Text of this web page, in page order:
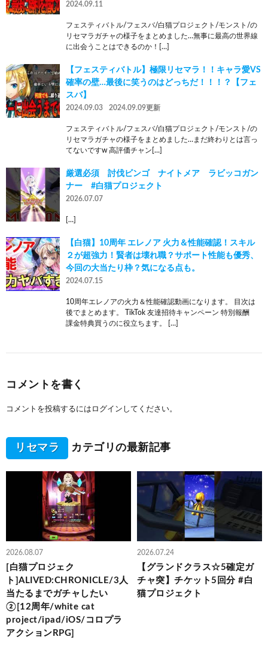
2024.09.11
フェスティバトル/フェスバ/白猫プロジェクト/モンスト/の
リセマラガチャの様子をまとめました…無事に最高の世界線
に出会うことはできるのか！[…]
【フェスティバトル】極限リセマラ！！キャラ愛VS
確率の壁…最後に笑うのはどっちだ！！！？【フェ
スバ】
2024.09.03 2024.09.09更新
フェスティバトル/フェスバ/白猫プロジェクト/モンスト/の
リセマラガチャの様子をまとめました…まだ終わりとは言っ
てないですw 高評価チャン[…]
厳選必須 討伐ビンゴ ナイトメア ラビッコガン
ナー #白猫プロジェクト
2026.07.07
[…]
【白猫】10周年 エレノア 火力＆性能確認！スキル
２が超強力！賢者は壊れ職？サポート性能も優秀、
今回の大当たり枠？気になる点も。
2024.07.15
10周年エレノアの火力＆性能確認動画になります。 目次は
後でまとめます。 TikTok 友達招待キャンペーン 特別報酬
課金特典買うのに役立ちます。 […]
コメントを書く
コメントを投稿するには ログイン してください。
リセマラ カテゴリの最新記事
2026.08.07
[白猫プロジェク
ト]ALIVED:CHRONICLE/3人
当たるまでガチャしたい
②[12周年/white cat
project/ipad/iOS/コロプラ
アクションRPG]
2026.07.24
【グランドクラス☆5確定ガ
チャ突】チケット5回分 #白
猫プロジェクト